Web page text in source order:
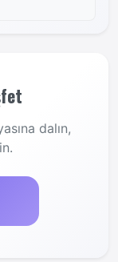
dalın,